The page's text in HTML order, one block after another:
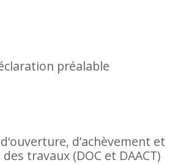
préalable
d’achèvement et
travaux (DOC et DAACT)